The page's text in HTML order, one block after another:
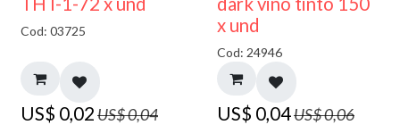
Cod: 03725
US$ 0,02US$0,04
x und
Cod: 24946
US$ 0,04US$0,06